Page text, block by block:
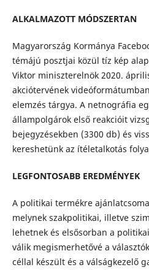
ALKALMAZOTT MÓDSZERTAN
Magyarország Kormánya
témájú posztjai közül tíz kép
Viktor miniszterelnök 2020.
akciótervének
elemzés tárgya. A netnográfia
állampolgárok első reakcióit
bejegyzésekben (3300 db) és
kereshetünk az ítéletalkotás
LEGFONTOSABB EREDMÉNYEK
A politikai termékre
melynek szakpolitikai, illetve
lehetnek és elsősorban a
válik megismerhetővé a
céllal készült és a válságkezelő